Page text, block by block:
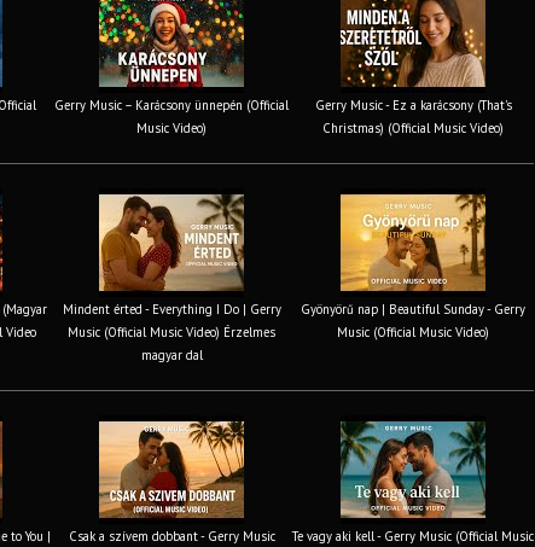
Gerry Music – Karácsony ünnepén (Official
Music Video)
Gerry Music - Ez a karácsony (That's
Christmas) (Official Music Video)
Video
Mindent érted - Everything I Do | Gerry
Music (Official Music Video) Érzelmes
magyar dal
Gyönyörű nap | Beautiful Sunday - Gerry
Music (Official Music Video)
to You |
Csak a szívem dobbant - Gerry Music
Te vagy aki kell - Gerry Music (Official Music